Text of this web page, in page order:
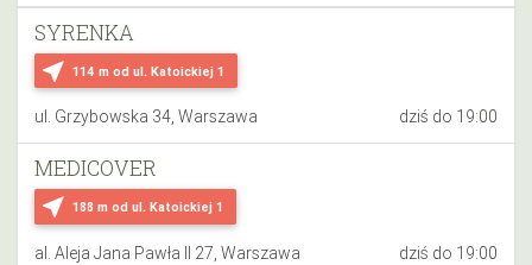
near_me 114 m od ul. Katoickiej 1
SYRENKA
ul. Grzybowska 34, Warszawa dziś do 19:00
near_me 188 m od ul. Katoickiej 1
MEDICOVER
al. Aleja Jana Pawła II 27, Warszawa dziś do 19:00